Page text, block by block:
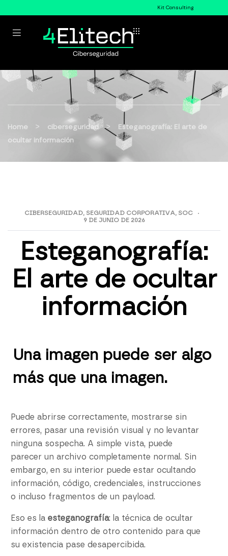
Kit Consulting
Home > ciberseguridad >
Esteganografía: El arte de
ocultar información
CIBERSEGURIDAD, SEGURIDAD CORPORATIVA, SOC
9 DE JUNIO DE 2026
Esteganografía:
El arte de ocultar
información
Una imagen puede ser algo
más que una imagen.
Puede abrirse correctamente, mostrarse sin
errores, pasar una revisión visual y no levantar
ninguna sospecha. A simple vista, puede
parecer un archivo completamente normal. Sin
embargo, en su interior puede estar ocultando
información, código, credenciales, instrucciones
o incluso fragmentos de un payload.
Eso es la esteganografía: la técnica de ocultar
información dentro de otro contenido para que
su existencia pase desapercibida.